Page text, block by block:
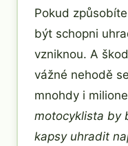
Pokud
být schopni
vzniknou. A
vážné nehodě
mnohdy i
motocyklista by
kapsy uhradit